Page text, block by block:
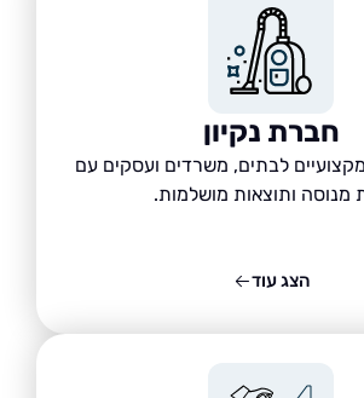
נקיון
לבתים, משרדים ועסקים עם
ותוצאות מושלמות.